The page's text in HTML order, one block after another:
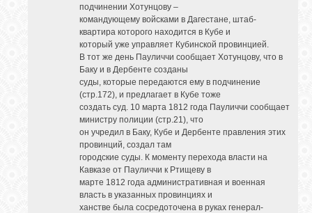
подчинении Хотунцову –
командующему войсками в Дагестане, штаб-
квартира которого находится в Кубе и
который уже управляет Кубинской провинцией.
В тот же день Пауличчи сообщает Хотунцову, что в
Баку и в Дербенте созданы
суды, которые передаются ему в подчинение
(стр.172), и предлагает в Кубе тоже
создать суд. 10 марта 1812 года Пауличчи сообщает
министру полиции (стр.21), что
он учредил в Баку, Кубе и Дербенте правления этих
провинций, создал там
городские суды. К моменту перехода власти на
Кавказе от Пауличчи к Ртищеву в
марте 1812 года административная и военная
власть в указанных провинциях и
ханстве была сосредоточена в руках генерал-